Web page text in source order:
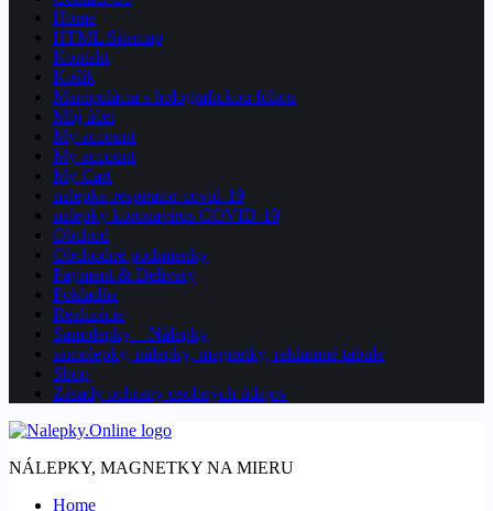
Home
HTML Sitemap
Kontakt
Košík
Manipulácia s holografickou fóliou
Môj účet
My account
My account
My Cart
nalepka-respirator-covid-19
nalepky koronavirus COVID-19
Obchod
Obchodné podmienky
Payment & Delivery
Pokladňa
Realizácie
Samolepky – Nálepky
samolepky, nálepky, magnetky, reklamné tabule
Shop
Zásady ochrany osobných údajov
NÁLEPKY, MAGNETKY NA MIERU
Home